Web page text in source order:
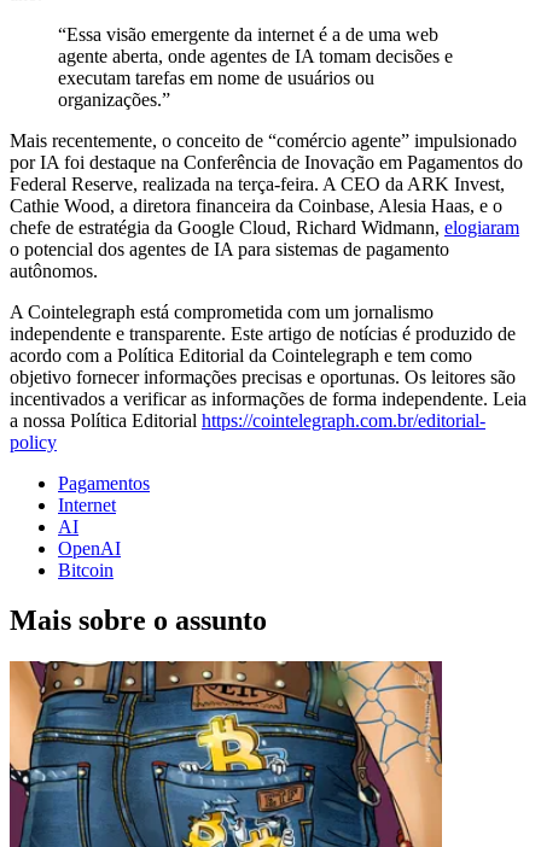
“Essa visão emergente da internet é a de uma web
agente aberta, onde agentes de IA tomam decisões e
executam tarefas em nome de usuários ou
organizações.”
Mais recentemente, o conceito de “comércio agente” impulsionado
por IA foi destaque na Conferência de Inovação em Pagamentos do
Federal Reserve, realizada na terça-feira. A CEO da ARK Invest,
Cathie Wood, a diretora financeira da Coinbase, Alesia Haas, e o
chefe de estratégia da Google Cloud, Richard Widmann, elogiaram
o potencial dos agentes de IA para sistemas de pagamento
autônomos.
A Cointelegraph está comprometida com um jornalismo
independente e transparente. Este artigo de notícias é produzido de
acordo com a Política Editorial da Cointelegraph e tem como
objetivo fornecer informações precisas e oportunas. Os leitores são
incentivados a verificar as informações de forma independente. Leia
a nossa Política Editorial https://cointelegraph.com.br/editorial-
policy
Pagamentos
Internet
AI
OpenAI
Bitcoin
Mais sobre o assunto